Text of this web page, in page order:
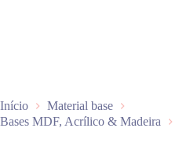
a
r
a
Início
Material base
Bases MDF, Acrílico & Madeira